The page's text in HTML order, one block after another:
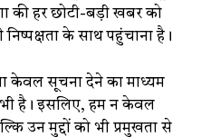
की हर छोटी-बड़ी खबर को
के साथ पहुंचाना है।
केवल सूचना देने का माध्यम
भी है। इसलिए, हम न केवल
उन मुद्दों को भी प्रमुखता से